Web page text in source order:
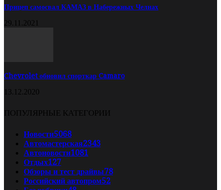
Прицеп самосвал КАМАЗ в Набережных Челнах
29.11.2021
Chevrolet обновил спорткар Camaro
13.12.2020
ПОПУЛЯРНЫЕ КАТЕГОРИИ
Новости5068
Автомастерская2343
Автоновости1081
Отдых127
Обзоры и тест драйвы78
Российский автопром52